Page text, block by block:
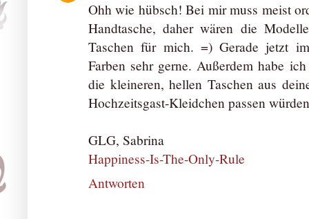
Ohh wie hübsch! Bei mir muss meist
Handtasche, daher wären die
Taschen für mich. =) Gerade jetzt
Farben sehr gerne. Außerdem habe
die kleineren, hellen Taschen aus
Hochzeitsgast-Kleidchen passen
GLG, Sabrina
Happiness-Is-The-Only-Rule
Antworten